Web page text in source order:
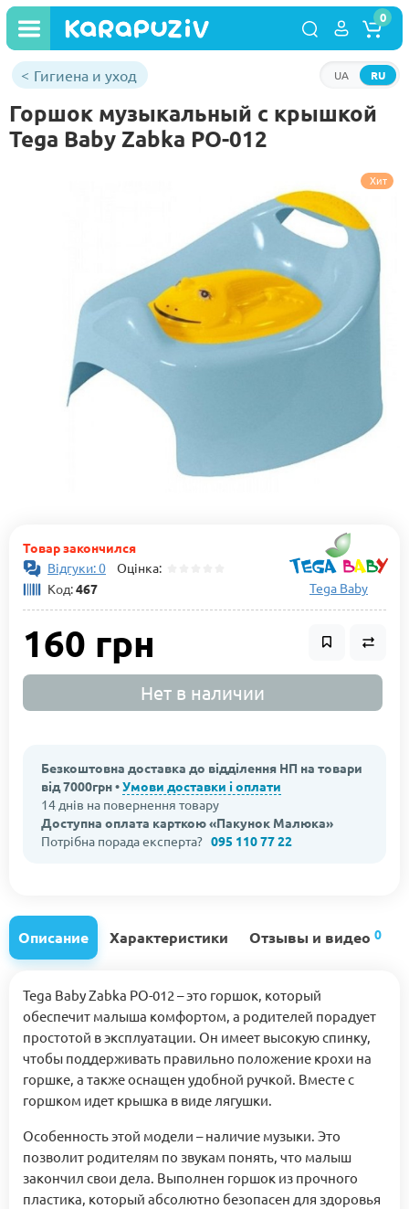
RU
UA
0
Гигиена и уход
Горшок музыкальный c крышкой
Tega Baby Zabka PO-012
Хит
Товар закончился
Відгуки: 0 Оцінка:
Код:467 Tega Baby
160 грн
Нет в наличии
Безкоштовна доставка до відділення НП на товари
від 7000грн •Умови доставки і оплати
14 днів на повернення товару
Доступна оплата карткою «Пакунок Малюка»
Потрібна порада експерта? 095 110 77 22
Описание Характеристики Отзывы и видео 0
Tega Baby Zabka PO-012 – это горшок, который
обеспечит малыша комфортом, а родителей порадует
простотой в эксплуатации. Он имеет высокую спинку,
чтобы поддерживать правильно положение крохи на
горшке, а также оснащен удобной ручкой. Вместе с
горшком идет крышка в виде лягушки.
Особенность этой модели – наличие музыки. Это
позволит родителям по звукам понять, что малыш
закончил свои дела. Выполнен горшок из прочного
пластика, который абсолютно безопасен для здоровья